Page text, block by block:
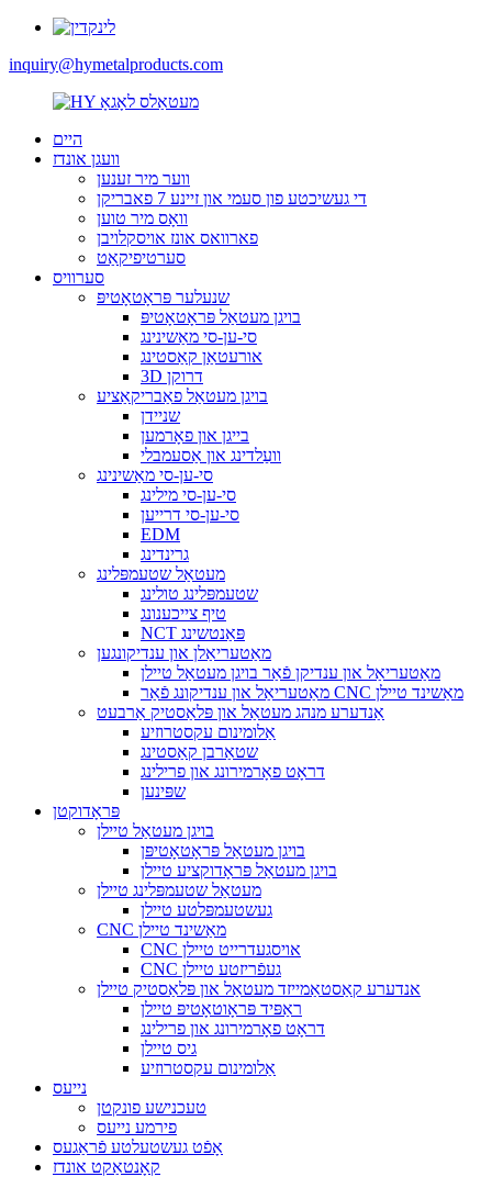
inquiry@hymetalproducts.com
היים
וועגן אונדז
ווער מיר זענען
די געשיכטע פון ​​סעמי און זיינע 7 פאבריקן
וואָס מיר טוען
פארוואס אונז אויסקלויבן
סערטיפיקאַט
סערוויס
שנעלער פּראָטאָטיפּ
בויגן מעטאַל פּראָטאָטיפּ
סי-ען-סי מאַשינינג
אורעטאַן קאַסטינג
3D דרוקן
בויגן מעטאַל פאַבריקאַציע
שניידן
בייגן און פאָרמען
וועַלדינג און אַסעמבלי
סי-ען-סי מאַשינינג
סי-ען-סי מילינג
סי-ען-סי דרייען
EDM
גרינדינג
מעטאַל שטעמפּלינג
שטעמפּלינג טולינג
טיף צייכענונג
NCT פּאַנטשינג
מאַטעריאַלן און ענדיקונגען
מאַטעריאַל און ענדיקן פֿאַר בויגן מעטאַל טיילן
מאַטעריאַל און ענדיקונג פֿאַר CNC מאַשינד טיילן
אַנדערע מנהג מעטאַל און פּלאַסטיק אַרבעט
אַלומינום עקסטרוזיע
שטאַרבן קאַסטינג
דראָט פאָרמירונג און פרילינג
שפּינען
פּראָדוקטן
בויגן מעטאַל טיילן
בויגן מעטאַל פּראָטאָטיפּן
בויגן מעטאַל פּראָדוקציע טיילן
מעטאַל שטעמפּלינג טיילן
געשטעמפּלטע טיילן
CNC מאַשינד טיילן
CNC אויסגעדרייט טיילן
CNC געפֿריזטע טיילן
אנדערע קאַסטאַמייזד מעטאַל און פּלאַסטיק טיילן
ראַפּיד פּראָוטאָטיפּ טיילן
דראָט פאָרמירונג און פרילינג
גיס טיילן
אַלומינום עקסטרוזיע
נייעס
טעכנישע פונקטן
פירמע נייעס
אָפֿט געשטעלטע פֿראַגעס
קאָנטאַקט אונדז